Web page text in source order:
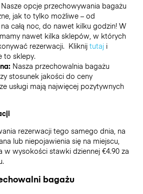
Nasze opcje przechowywania bagażu
jak to tylko możliwe – od
całą noc, do nawet kilku godzin! W
nawet kilka sklepów, w których
rezerwacji. Kliknij tutaji
to sklepy.
Nasza przechowalnia bagażu
stosunek jakości do ceny
usługi mają najwięcej pozytywnych
rezerwacji tego samego dnia, na
lub niepojawienia się na miejscu,
w wysokości stawki dziennej €4.90 za
bagażu